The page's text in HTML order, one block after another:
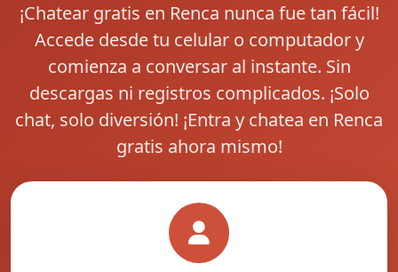
¡Chatear gratis en Renca nunca fue tan fácil!
Accede desde tu celular o computador y
comienza a conversar al instante. Sin
descargas ni registros complicados. ¡Solo
chat, solo diversión! ¡Entra y chatea en Renca
gratis ahora mismo!